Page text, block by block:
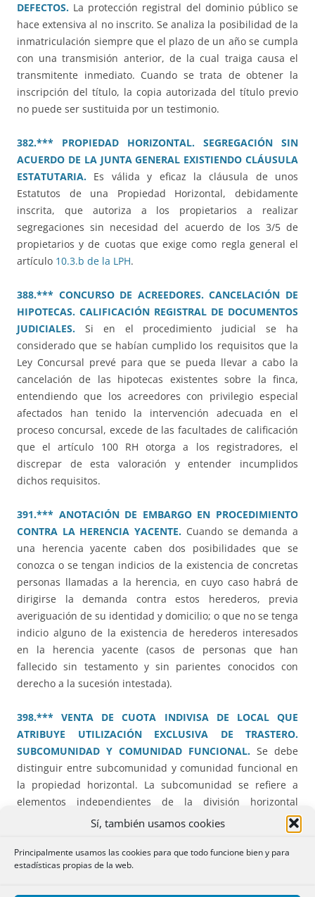
Sí, también usamos cookies
Principalmente usamos las cookies para que todo funcione bien y para
estadísticas propias de la web.
DEFECTOS. La protección registral del dominio público se
hace extensiva al no inscrito. Se analiza la posibilidad de la
inmatriculación siempre que el plazo de un año se cumpla
con una transmisión anterior, de la cual traiga causa el
transmitente inmediato. Cuando se trata de obtener la
inscripción del título, la copia autorizada del título previo
no puede ser sustituida por un testimonio.
382.*** PROPIEDAD HORIZONTAL. SEGREGACIÓN SIN
ACUERDO DE LA JUNTA GENERAL EXISTIENDO CLÁUSULA
ESTATUTARIA. Es válida y eficaz la cláusula de unos
Estatutos de una Propiedad Horizontal, debidamente
inscrita, que autoriza a los propietarios a realizar
segregaciones sin necesidad del acuerdo de los 3/5 de
propietarios y de cuotas que exige como regla general el
artículo 10.3.b de la LPH.
388.*** CONCURSO DE ACREEDORES. CANCELACIÓN DE
HIPOTECAS. CALIFICACIÓN REGISTRAL DE DOCUMENTOS
JUDICIALES.
Si en el procedimiento judicial se ha
considerado que se habían cumplido los requisitos que la
Ley Concursal prevé para que se pueda llevar a cabo la
cancelación de las hipotecas existentes sobre la finca,
entendiendo que los acreedores con privilegio especial
afectados han tenido la intervención adecuada en el
proceso concursal, excede de las facultades de calificación
que el artículo 100 RH otorga a los registradores, el
discrepar de esta valoración y entender incumplidos
dichos requisitos.
391.*** ANOTACIÓN DE EMBARGO EN PROCEDIMIENTO
CONTRA LA HERENCIA YACENTE. Cuando se demanda a
una herencia yacente caben dos posibilidades que se
conozca o se tengan indicios de la existencia de concretas
personas llamadas a la herencia, en cuyo caso habrá de
dirigirse la demanda contra estos herederos, previa
averiguación de su identidad y domicilio; o que no se tenga
indicio alguno de la existencia de herederos interesados
en la herencia yacente (casos de personas que han
fallecido sin testamento y sin parientes conocidos con
derecho a la sucesión intestada).
398.*** VENTA DE CUOTA INDIVISA DE LOCAL QUE
ATRIBUYE UTILIZACIÓN EXCLUSIVA DE TRASTERO.
SUBCOMUNIDAD Y COMUNIDAD FUNCIONAL. Se debe
distinguir entre subcomunidad y comunidad funcional en
la propiedad horizontal. La subcomunidad se refiere a
elementos independientes de la división horizontal
(viviendas y locales). La comunidad funcional sólo cabe en
399.*** INTERPRETACIÓN DE CLÁUSULA